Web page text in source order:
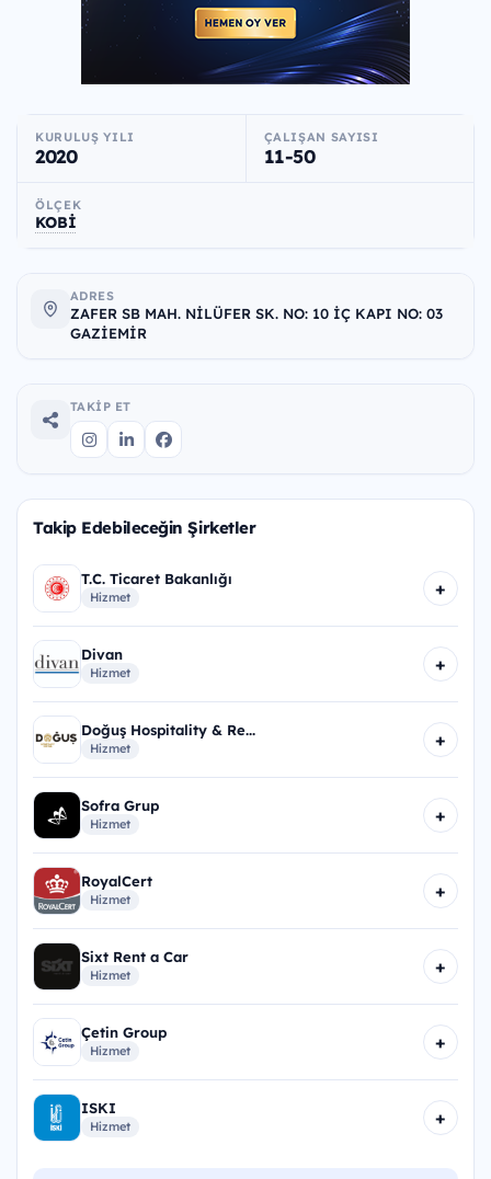
KURULUŞ YILI
2020
ÇALIŞAN SAYISI
11-50
ÖLÇEK
KOBİ
ADRES
ZAFER SB MAH. NİLÜFER SK. NO: 10 İÇ KAPI NO: 03
GAZİEMİR
TAKIP ET
Takip Edebileceğin Şirketler
T.C. Ticaret Bakanlığı
Hizmet +
Divan
Hizmet +
Doğuş Hospitality & Re...
Hizmet +
Sofra Grup
Hizmet +
RoyalCert
Hizmet +
Sixt Rent a Car
Hizmet +
Çetin Group
Hizmet +
ISKI
Hizmet +